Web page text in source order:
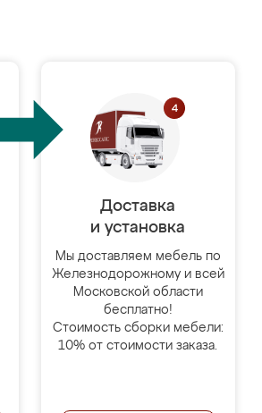
Доставка
и установка
Мы доставляем мебель по
Железнодорожному и всей
Московской области
бесплатно!
Стоимость сборки мебели:
10% от стоимости заказа.